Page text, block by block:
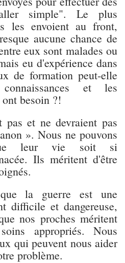
simple". Le plus
les envoient au front,
aucune chance de
eux sont malades ou
eu d'expérience dans
de formation peut-elle
et les
besoin ?!
pas et ne devraient pas
». Nous ne pouvons
leur vie soit si
Ils méritent d'être
la guerre est une
difficile et dangereuse,
nos proches méritent
appropriés. Nous
qui peuvent nous aider
problème.